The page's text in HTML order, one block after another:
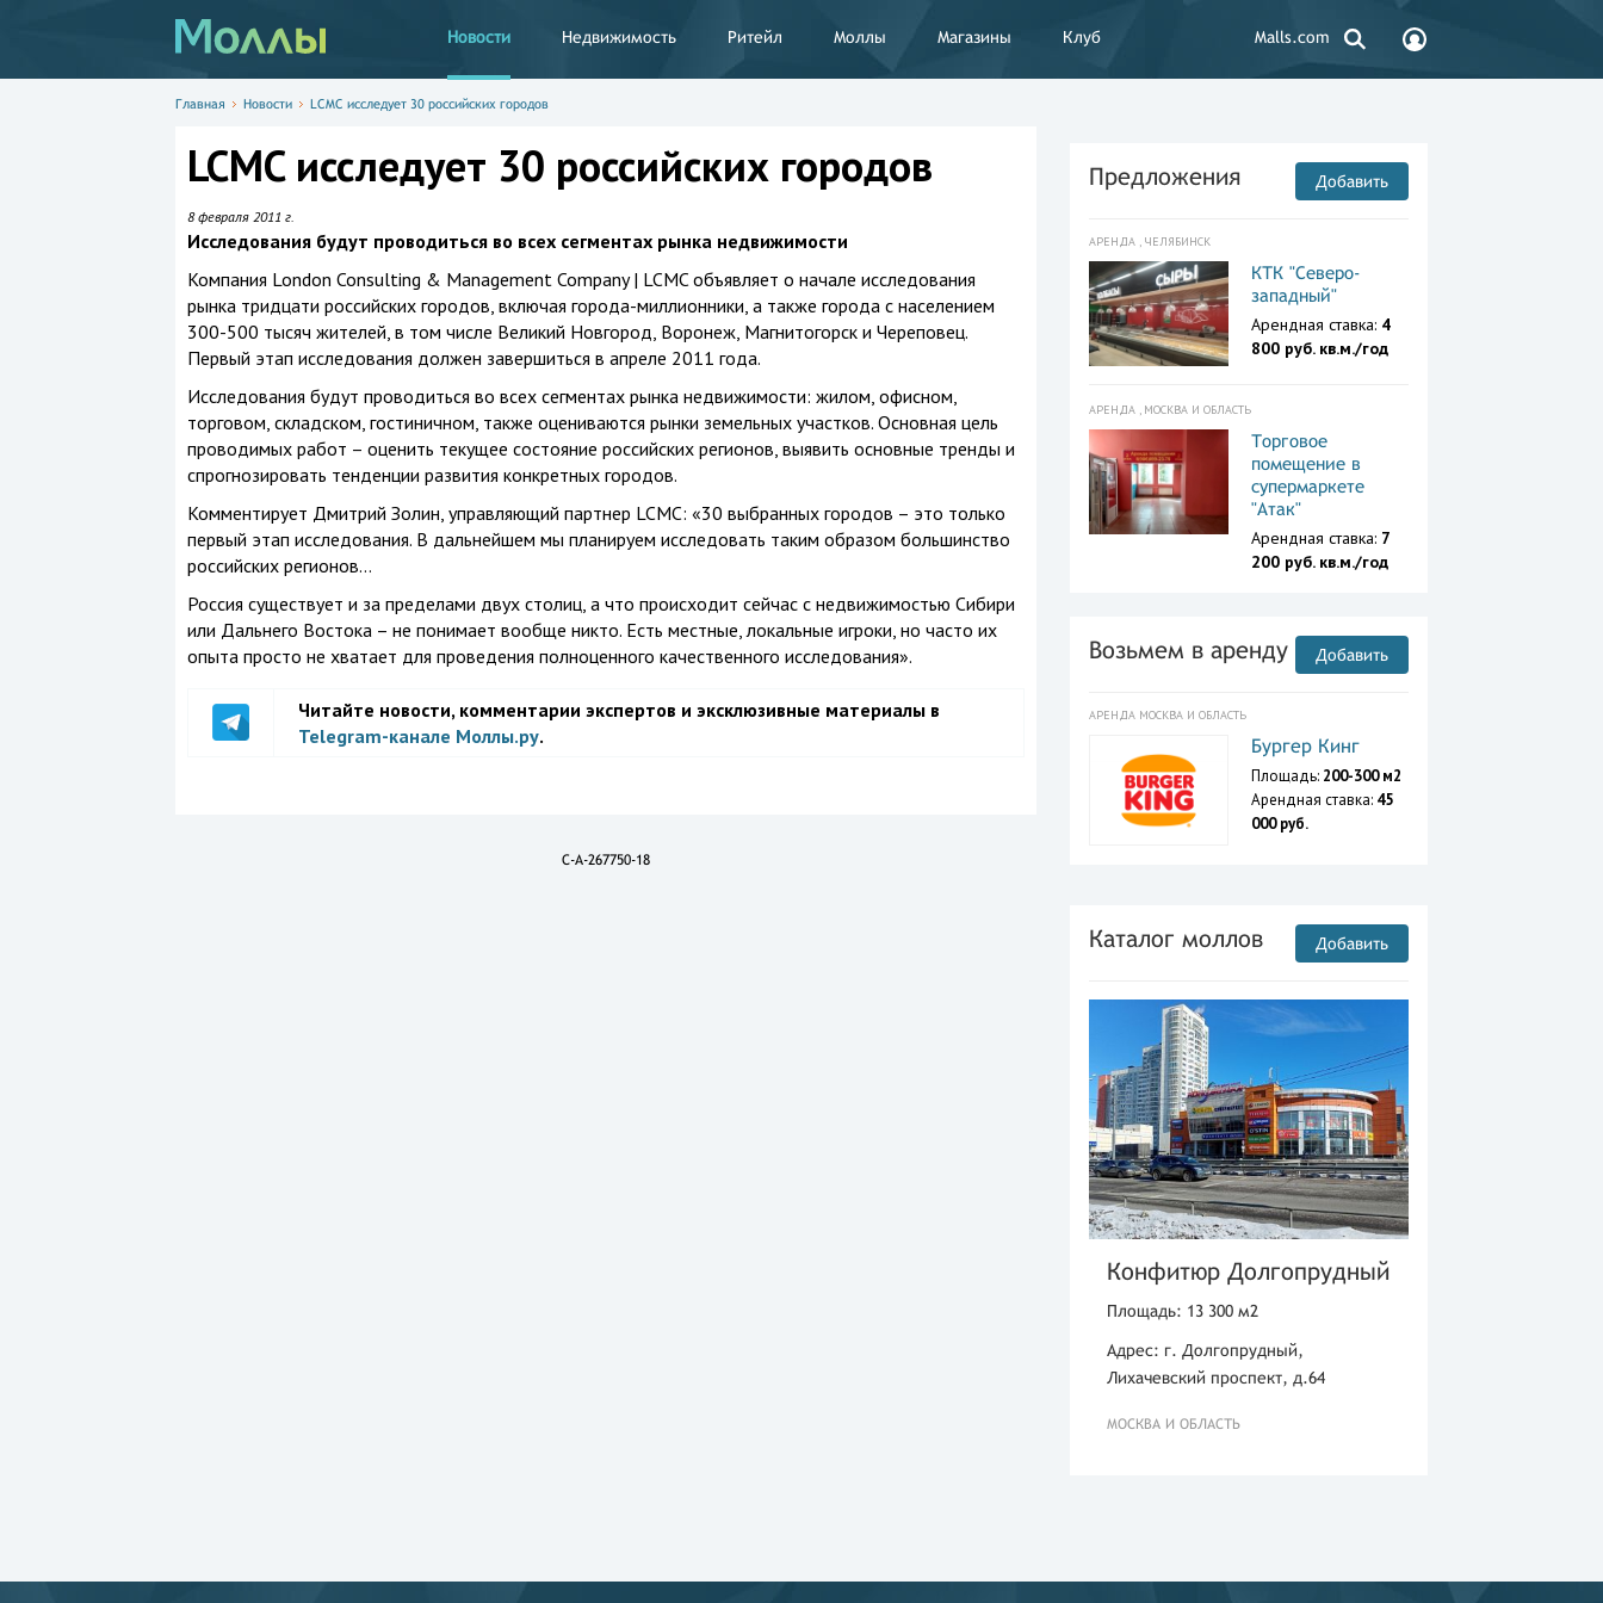
Новости Недвижимость Ритейл Моллы Магазины Клуб Malls.com
Главная Новости LCMC исследует 30 российских городов
LCMC исследует 30 российских городов
8 февраля 2011 г.
Исследования будут проводиться во всех сегментах рынка недвижимости
Компания London Consulting & Management Company | LCMC объявляет о начале исследования
рынка тридцати российских городов, включая города-миллионники, а также города с населением
300-500 тысяч жителей, в том числе Великий Новгород, Воронеж, Магнитогорск и Череповец.
Первый этап исследования должен завершиться в апреле 2011 года.
Исследования будут проводиться во всех сегментах рынка недвижимости: жилом, офисном,
торговом, складском, гостиничном, также оцениваются рынки земельных участков. Основная цель
проводимых работ – оценить текущее состояние российских регионов, выявить основные тренды и
спрогнозировать тенденции развития конкретных городов.
Комментирует Дмитрий Золин, управляющий партнер LCMC: «30 выбранных городов – это только
первый этап исследования. В дальнейшем мы планируем исследовать таким образом большинство
российских регионов…
Россия существует и за пределами двух столиц, а что происходит сейчас с недвижимостью Сибири
или Дальнего Востока – не понимает вообще никто. Есть местные, локальные игроки, но часто их
опыта просто не хватает для проведения полноценного качественного исследования».
Читайте новости, комментарии экспертов и эксклюзивные материалы в
Telegram-канале Моллы.ру.
C-A-267750-18
Предложения Добавить
АРЕНДА , ЧЕЛЯБИНСК
КТК "Северо-
западный"
Арендная ставка: 4
800 руб. кв.м./год
АРЕНДА , МОСКВА И ОБЛАСТЬ
Торговое
помещение в
супермаркете
"Атак"
Арендная ставка: 7
200 руб. кв.м./год
Возьмем в аренду Добавить
АРЕНДА МОСКВА И ОБЛАСТЬ
Бургер Кинг
Площадь: 200-300 м2
Арендная ставка: 45
000 руб.
Каталог моллов Добавить
Конфитюр Долгопрудный
Площадь: 13 300 м2
Адрес: г. Долгопрудный,
Лихачевский проспект, д.64
МОСКВА И ОБЛАСТЬ